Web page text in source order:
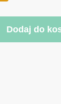
Dodaj do